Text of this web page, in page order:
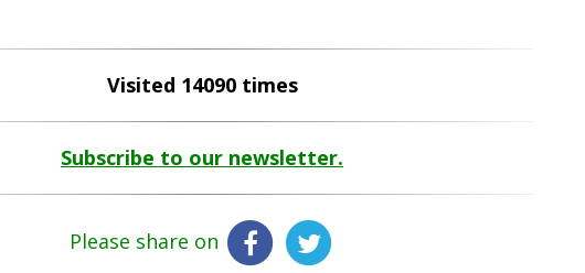
Visited 14090 times
Subscribe to our newsletter.
Please share on